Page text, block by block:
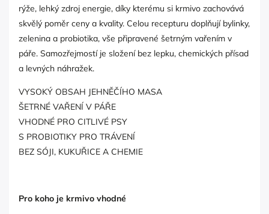
rýže, lehký zdroj energie, díky kterému si krmivo zachovává
skvělý poměr ceny a kvality. Celou recepturu doplňují bylinky,
zelenina a probiotika, vše připravené šetrným vařením v
páře. Samozřejmostí je složení bez lepku, chemických přísad
a levných náhražek.
VYSOKÝ OBSAH JEHNĚČÍHO MASA
ŠETRNÉ VAŘENÍ V PÁŘE
VHODNÉ PRO CITLIVÉ PSY
S PROBIOTIKY PRO TRÁVENÍ
BEZ SÓJI, KUKUŘICE A CHEMIE
Pro koho je krmivo vhodné